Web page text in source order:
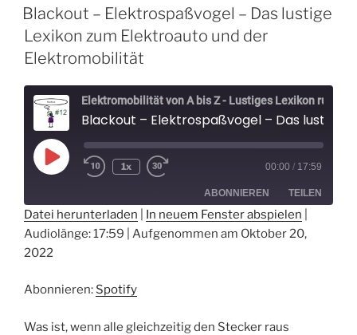
Blackout – Elektrospaßvogel – Das lustige
Lexikon zum Elektroauto und der
Elektromobilität
Play
Episode
1x 00:00 / 17:59
ABONNIEREN TEILEN
Spotify
TEILEN
Datei herunterladen In neuem Fenster abspielen
Audiolänge: 17:59
Aufgenommen am Oktober 20,
2022
Abonnieren: Spotify
Was ist, wenn alle gleichzeitig den Stecker raus